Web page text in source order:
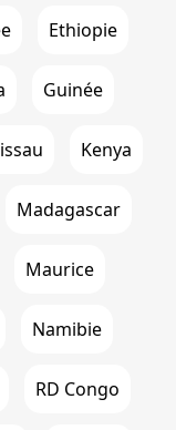
Ethiopie
Guinée
Kenya
Madagascar
Maurice
Namibie
RD Congo